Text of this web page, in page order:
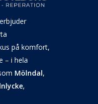
på komfort,
– i hela
Mölndal,
,